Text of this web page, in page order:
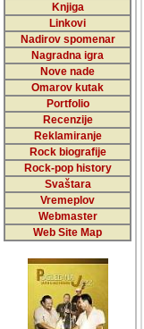
Knjiga
Linkovi
Nadirov spomenar
Nagradna igra
Nove nade
Omarov kutak
Portfolio
Recenzije
Reklamiranje
Rock biografije
Rock-pop history
Svaštara
Vremeplov
Webmaster
Web Site Map